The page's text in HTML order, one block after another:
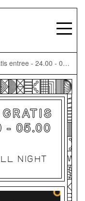
- 24.00 - 05.00 hrs
- 05.00
NIGHT